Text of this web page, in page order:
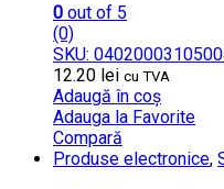
0 out of 5
(0)
SKU:
12.20 lei cu TVA
Adaugă în coș
Adauga la Favorite
Compară
Produse electronice,